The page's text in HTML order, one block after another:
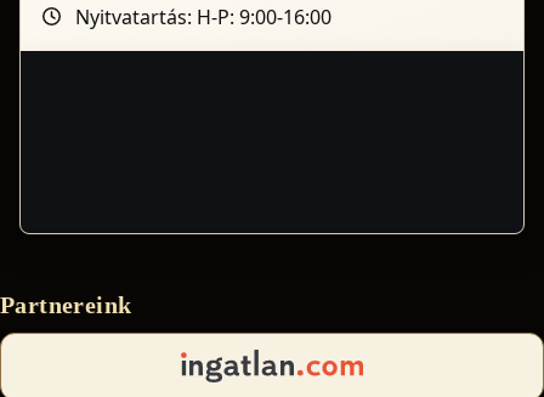
Nyitvatartás: H-P: 9:00-16:00
Partnereink